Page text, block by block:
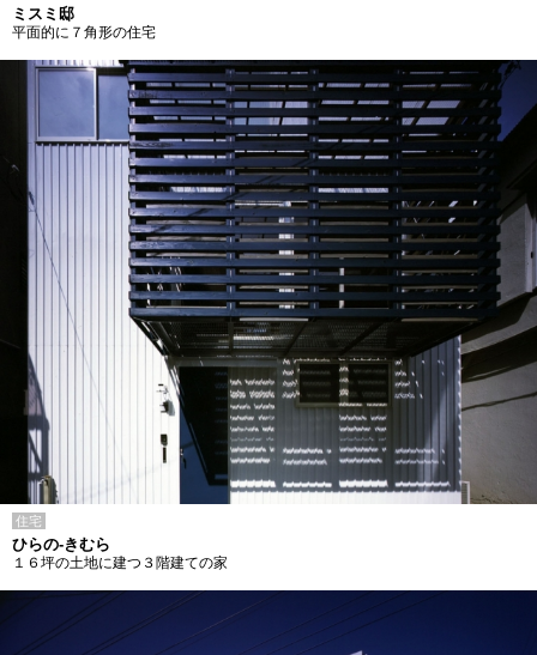
ミスミ邸
平面的に７角形の住宅
住宅
ひらの-きむら
１６坪の土地に建つ３階建ての家